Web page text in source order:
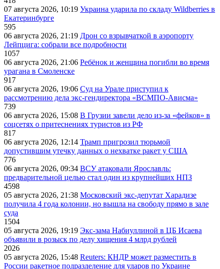
07 августа 2026, 10:19 Украина ударила по складу Wildberries в
Екатеринбурге
595
06 августа 2026, 21:19 Дрон со взрывчаткой в аэропорту
Лейпцига: собрали все подробности
1057
06 августа 2026, 21:06 Ребёнок и женщина погибли во время
урагана в Смоленске
917
06 августа 2026, 19:06 Суд на Урале приступил к
рассмотрению дела экс-гендиректора «ВСМПО-Ависма»
739
06 августа 2026, 15:08 В Грузии завели дело из-за «фейков» в
соцсетях о притеснениях туристов из РФ
817
06 августа 2026, 12:14 Трамп пригрозил тюрьмой
допустившим утечку данных о нехватке ракет у США
776
06 августа 2026, 09:34 ВСУ атаковали Ярославль:
предварительной целью стал один из крупнейших НПЗ
4598
05 августа 2026, 21:38 Московский экс-депутат Харадизе
получила 4 года колонии, но вышла на свободу прямо в зале
суда
1504
05 августа 2026, 19:19 Экс-зама Набиуллиной в ЦБ Исаева
объявили в розыск по делу хищения 4 млрд рублей
2026
05 августа 2026, 15:48 Reuters: КНДР может разместить в
России ракетное подразделение для ударов по Украине